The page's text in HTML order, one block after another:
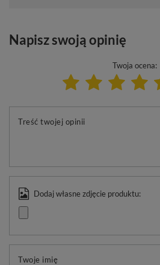
Napisz swoją opinię
Twoja ocena:
Treść twojej opinii
Dodaj własne zdjęcie produktu:
Twoje imię